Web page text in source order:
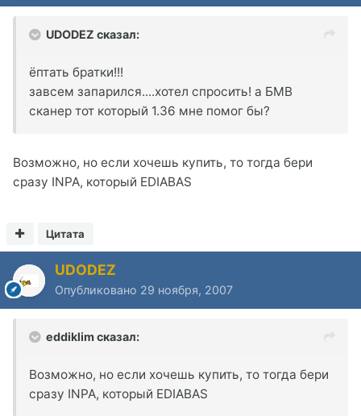
UDODEZ сказал:
ёптать братки!!!
завсем запарился....хотел спросить! а БМВ
сканер тот который 1.36 мне помог бы?
Возможно, но если хочешь купить, то тогда бери
сразу INPA, который EDIABAS
Цитата
UDODEZ
Опубликовано 29 ноября, 2007
eddiklim сказал:
Возможно, но если хочешь купить, то тогда бери
сразу INPA, который EDIABAS